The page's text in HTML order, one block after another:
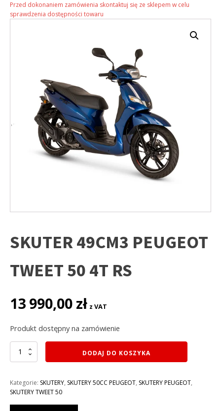
Przed dokonaniem zamówienia skontaktuj się ze sklepem w celu
sprawdzenia dostępności towaru
SKUTER 49CM3 PEUGEOT
TWEET 50 4T RS
13 990,00 zł z VAT
Produkt dostępny na zamówienie
ilość
SKUTER
TWEET
50
4T
DODAJ DO KOSZYKA
Kategorie: SKUTERY, SKUTERY 50CC PEUGEOT, SKUTERY PEUGEOT,
SKUTERY TWEET 50